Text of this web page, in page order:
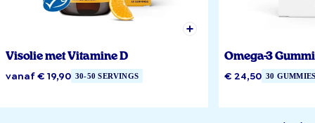
Visolie met Vitamine D
vanaf € 19,90 30-50 SERVINGS
Omega-3
€ 24,50 30